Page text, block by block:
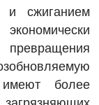
и сжиганием
более